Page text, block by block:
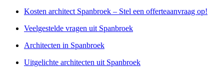
Kosten architect Spanbroek – Stel een offerteaanvraag op!
Veelgestelde vragen uit Spanbroek
Architecten in Spanbroek
Uitgelichte architecten uit Spanbroek